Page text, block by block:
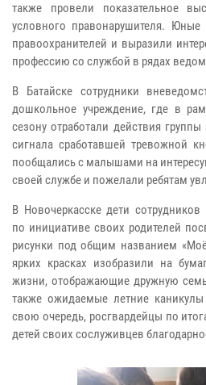
также провели показательное
условного правонарушителя. Юные
правоохранителей и выразили
профессию со службой в рядах
В Батайске сотрудники
дошкольное учреждение, где в
сезону отработали действия
сигнала сработавшей тревожной
пообщались с малышами на
своей службе и пожелали ребятам
В Новочеркасске дети
по инициативе своих родителей
рисунки под общим названием
ярких красках изобразили на
жизни, отображающие дружную
также ожидаемые летние
свою очередь, росгвардейцы по
детей своих сослуживцев